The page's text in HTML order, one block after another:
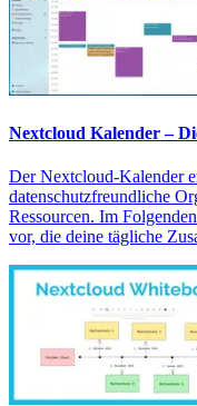
Nextcloud Kalender –
Der Nextcloud-Kalender
datenschutzfreundliche
Ressourcen. Im
vor, die deine tägliche